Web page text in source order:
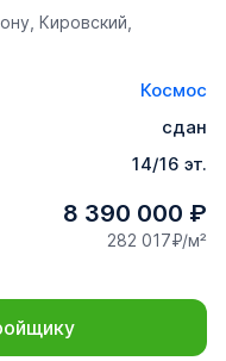
Кировский,
Космос
сдан
14/16 эт.
8 390 000 ₽
282 017₽/м²